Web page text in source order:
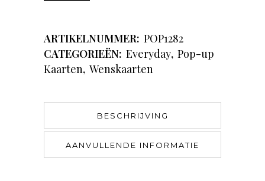
ARTIKELNUMMER: POP1282
CATEGORIEËN: Everyday, Pop-up
Kaarten, Wenskaarten
BESCHRIJVING
AANVULLENDE INFORMATIE